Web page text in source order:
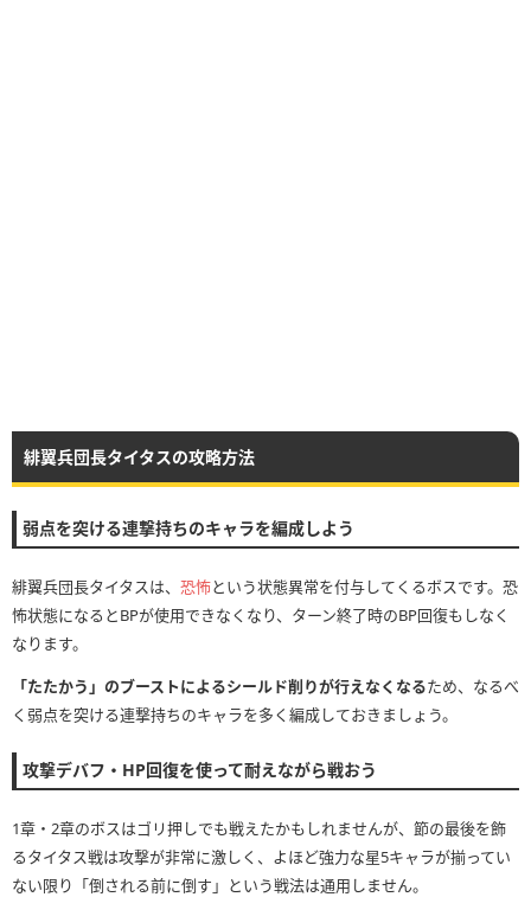
緋翼兵団長タイタスの攻略方法
弱点を突ける連撃持ちのキャラを編成しよう
緋翼兵団長タイタスは、 恐怖という状態異常を付与してくるボスです。恐
怖状態になるとBPが使用できなくなり、ターン終了時のBP回復もしなく
なります。
「たたかう」のブーストによるシールド削りが行えなくなるため、なるべ
く弱点を突ける連撃持ちのキャラを多く編成しておきましょう。
攻撃デバフ・HP回復を使って耐えながら戦おう
1章・2章のボスはゴリ押しでも戦えたかもしれませんが、節の最後を飾
るタイタス戦は攻撃が非常に激しく、よほど強力な星5キャラが揃ってい
ない限り「倒される前に倒す」という戦法は通用しません。